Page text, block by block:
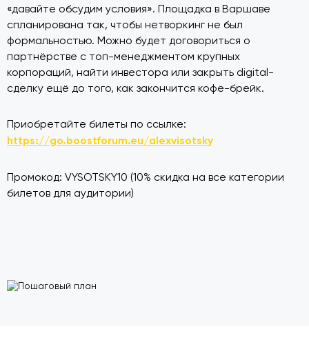
«давайте обсудим условия». Площадка в Варшаве
спланирована так, чтобы нетворкинг не был
формальностью. Можно будет договориться о
партнёрстве с топ-менеджментом крупных
корпораций, найти инвестора или закрыть digital-
сделку ещё до того, как закончится кофе-брейк.
Приобретайте билеты по ссылке:
https://go.boostforum.eu/alexvisotsky
Промокод: VYSOTSKY10 (10% скидка на все категории
билетов для аудитории)